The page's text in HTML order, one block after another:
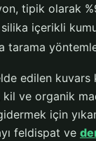
tipik olarak
içerikli
tarama
edilen kuvars
kil ve organik
gidermek için
feldispat ve